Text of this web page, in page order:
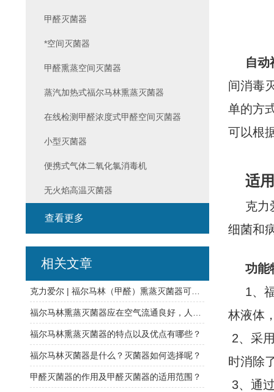
自动
间消毒
单的方
可以根
适
克力
细菌和
功能
1、
林液体
2、采
时消除
3、通
甲醛灭菌器
*空间灭菌器
甲醛熏蒸空间灭菌器
蒸汽加热式福尔马林熏蒸灭菌器
在线检测甲醛浓度式甲醛空间灭菌器
小型灭菌器
便携式气体二氧化氯消毒机
无火焰高温灭菌器
查看更多
相关文章
福尔马林熏蒸灭菌器的特点以及优点有哪些？
福尔马林灭菌器是什么？灭菌器如何选择呢？
甲醛灭菌器的作用及甲醛灭菌器的适用范围？